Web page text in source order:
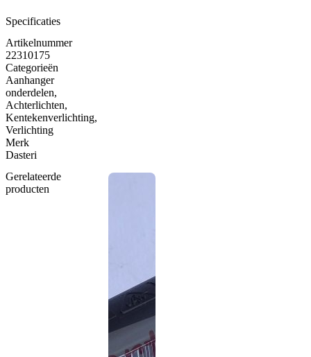
Specificaties
Artikelnummer
22310175
Categorieën
Aanhanger
onderdelen,
Achterlichten,
Kentekenverlichting,
Verlichting
Merk
Dasteri
Gerelateerde
producten